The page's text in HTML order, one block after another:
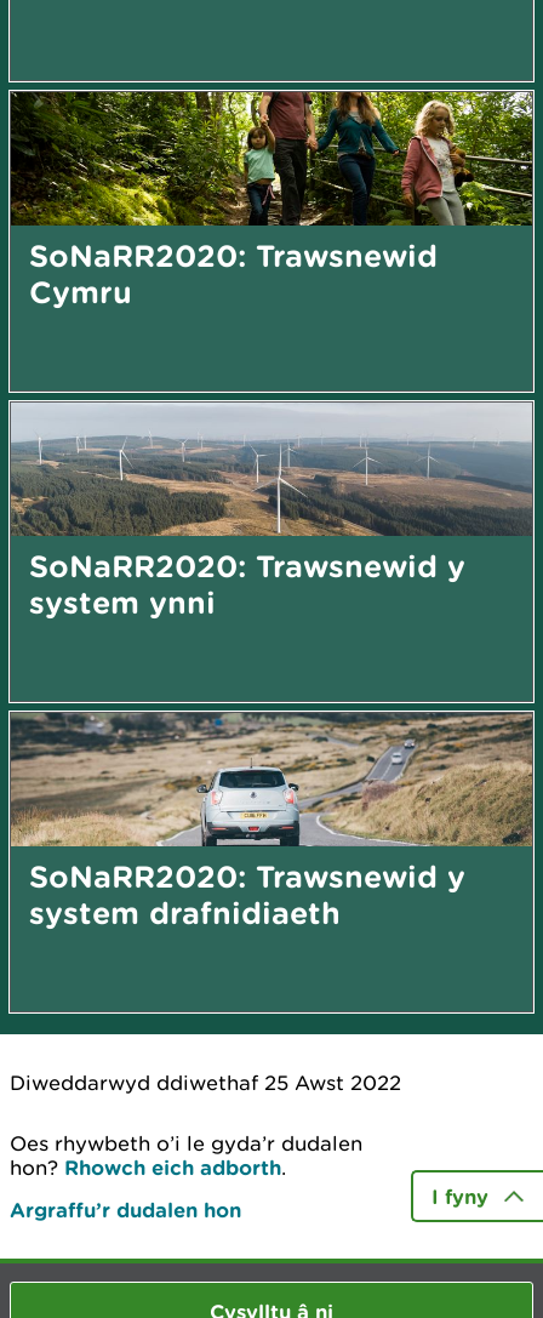
SoNaRR2020: Trawsnewid
Cymru
SoNaRR2020: Trawsnewid y
system ynni
SoNaRR2020: Trawsnewid y
system drafnidiaeth
Diweddarwyd ddiwethaf 25 Awst 2022
Oes rhywbeth o’i le gyda’r dudalen
hon? Rhowch eich adborth.
Argraffu’r dudalen hon
I fyny
Cysylltu â ni